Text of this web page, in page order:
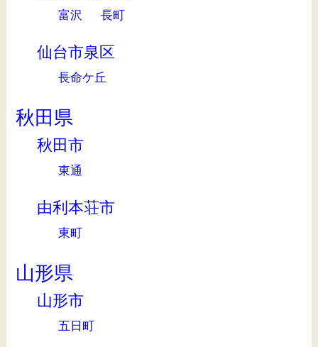
富沢 長町
仙台市泉区
長命ケ丘
秋田県
秋田市
東通
由利本荘市
東町
山形県
山形市
五日町